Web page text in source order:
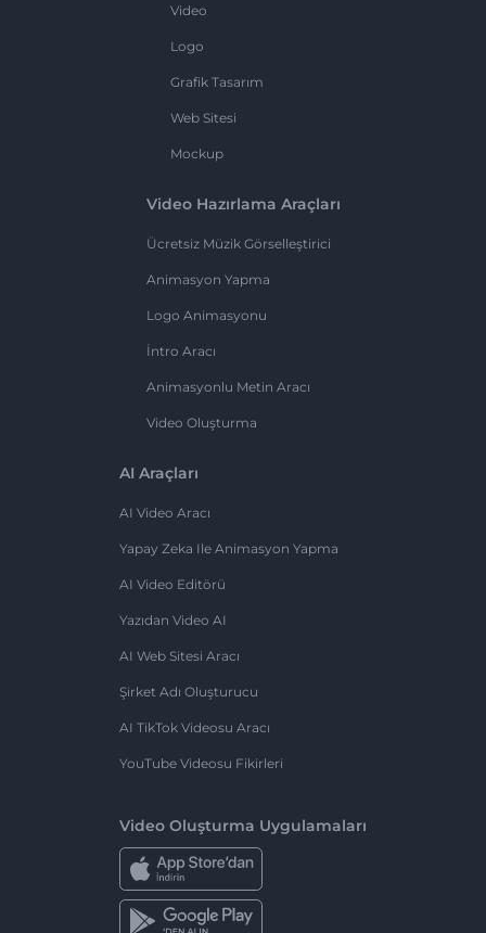
Video
Logo
Grafik Tasarım
Web Sitesi
Mockup
Video Hazırlama Araçları
Ücretsiz Müzik Görselleştirici
Animasyon Yapma
Logo Animasyonu
İntro Aracı
Animasyonlu Metin Aracı
Video Oluşturma
AI Araçları
AI Video Aracı
Yapay Zeka Ile Animasyon Yapma
AI Video Editörü
Yazıdan Video AI
AI Web Sitesi Aracı
Şirket Adı Oluşturucu
AI TikTok Videosu Aracı
YouTube Videosu Fikirleri
Video Oluşturma Uygulamaları